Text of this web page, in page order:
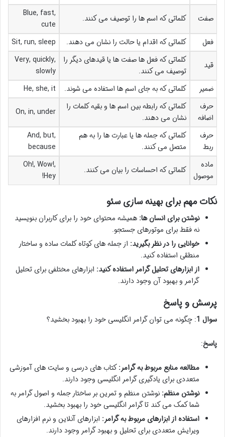
صفت کلماتی که اسم ها را توصیف می کنند.
Blue, fast,
cute
فعل
کلماتی که اقدام یا حالت را نشان می دهند. Sit, run, sleep
قید
کلماتی که فعل ها صفت ها یا قیدهای دیگر را
توصیف می کنند.
Very, quickly,
slowly
ضمیر
کلماتی که به جای اسم ها استفاده می شوند.
He, she, it
حرف
اضافه
کلماتی که رابطه بین اسم ها و بقیه کلمات را
نشان می دهند.
On, in, under
حرف
ربط
کلماتی که جمله ها یا عبارت ها را به هم
متصل می کنند.
And, but,
because
ماده
موصول
کلماتی که احساسات را بیان می کنند.
Oh!, Wow!,
Hey!
نکات مهم برای بهینه سازی سئو
نوشتن برای انسان ها: همیشه محتوای خود را برای کاربران بنویسید
نه فقط برای موتورهای جستجو.
خوانایی را در نظر بگیرید: از جمله های کوتاه کلمات ساده و ساختار
منطقی استفاده کنید.
از ابزارهای تحلیل گرامر استفاده کنید: ابزارهای مختلفی برای تحلیل
گرامر و بهبود آن وجود دارند.
پرسش و پاسخ
سوال 1 : چگونه می توان گرامر انگلیسی خود را بهبود بخشید؟
پاسخ:
مطالعه منابع مربوط به گرامر:کتاب های درسی و سایت های آموزشی
متعددی برای یادگیری گرامر انگلیسی وجود دارند.
نوشتن منظم: نوشتن منظم و تمرین بر ساختار جمله و اصول گرامر به
شما کمک می کند تا گرامر انگلیسی خود را بهبود بخشید.
استفاده از ابزارهای مربوط به گرامر: ابزارهای آنلاین و نرم افزارهای
ویرایش متعددی برای تحلیل و بهبود گرامر وجود دارند.